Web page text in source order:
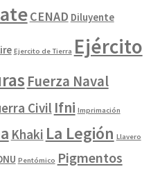
CENAD Diluyente
Ejercito de Tierra Ejército
Fuerza Naval
Civil Ifni Imprimación
Khaki La Legión Llavero
Pentómico Pigmentos